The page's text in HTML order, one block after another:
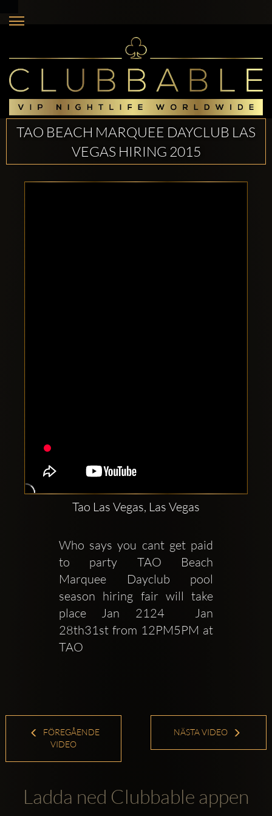
sociala
konton
TAO BEACH MARQUEE DAYCLUB LAS
VEGAS HIRING 2015
Tao Las Vegas, Las Vegas
Who says you cant get paid
to party TAO Beach
Marquee Dayclub pool
season hiring fair will take
place Jan 2124  Jan
28th31st from 12PM5PM at
TAO
FÖREGÅENDE
VIDEO
NÄSTA VIDEO
Ladda ned Clubbable appen